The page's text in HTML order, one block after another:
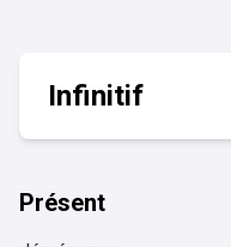
Infinitif
Présent